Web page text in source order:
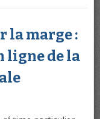
la marge :
ligne de la